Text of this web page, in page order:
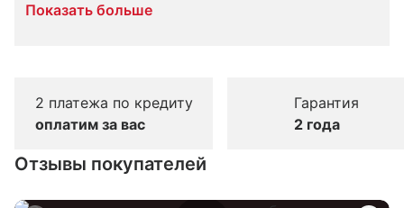
Показать больше
2 платежа по кредиту
оплатим за вас
Гарантия
2 года
Отзывы покупателей